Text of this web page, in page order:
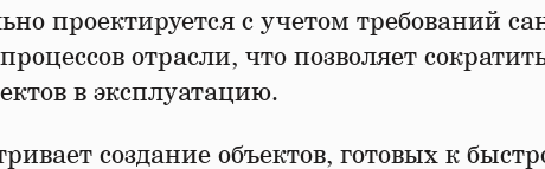
проектируется с учетом требований
отрасли, что позволяет
в эксплуатацию.
создание объектов, готовых к